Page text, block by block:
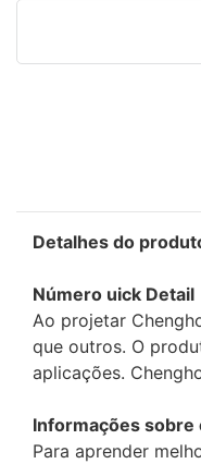
Detalhes do
Número uick Detail
Ao projetar
que outros. O
aplicações.
Informações sobre
Para aprender